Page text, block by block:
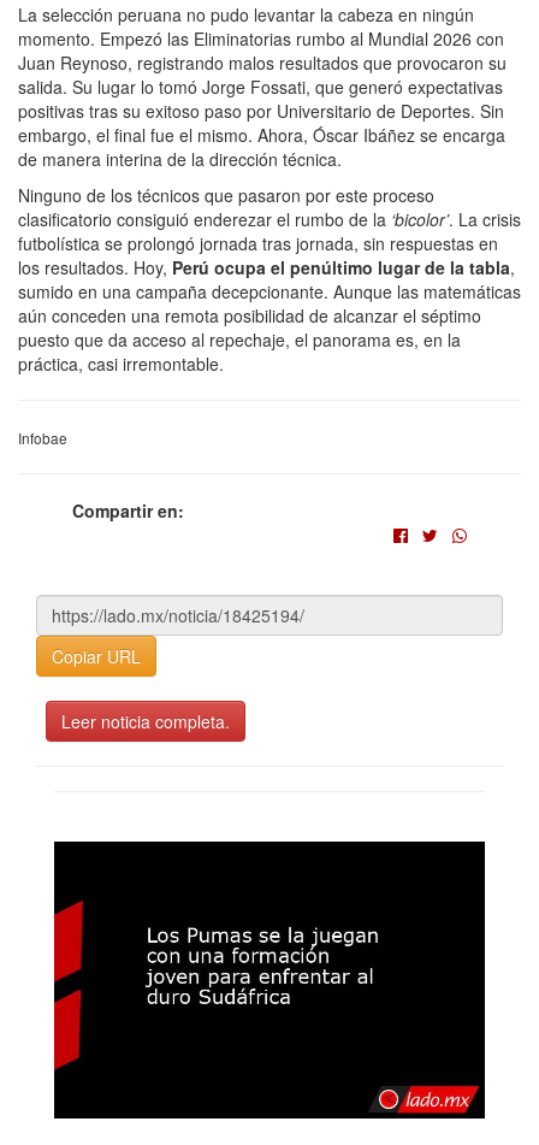
La selección peruana no pudo levantar la cabeza en ningún
momento. Empezó las Eliminatorias rumbo al Mundial 2026 con
Juan Reynoso, registrando malos resultados que provocaron su
salida. Su lugar lo tomó Jorge Fossati, que generó expectativas
positivas tras su exitoso paso por Universitario de Deportes. Sin
embargo, el final fue el mismo. Ahora, Óscar Ibáñez se encarga
de manera interina de la dirección técnica.
Ninguno de los técnicos que pasaron por este proceso
clasificatorio consiguió enderezar el rumbo de la ‘bicolor’. La crisis
futbolística se prolongó jornada tras jornada, sin respuestas en
los resultados. Hoy, Perú ocupa el penúltimo lugar de la tabla,
sumido en una campaña decepcionante. Aunque las matemáticas
aún conceden una remota posibilidad de alcanzar el séptimo
puesto que da acceso al repechaje, el panorama es, en la
práctica, casi irremontable.
Infobae
Compartir en:
Copiar URL
Leer noticia completa.